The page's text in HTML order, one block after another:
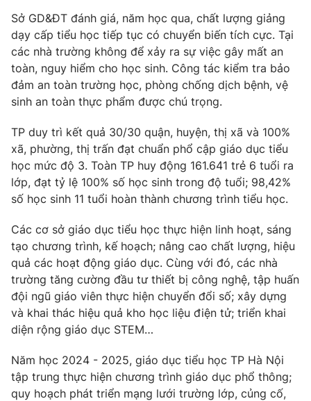
Thị trường
Tư vấn
Lịch phát sóng
Chuyên mục khác
Emagazine Podcast
Photo Infographic
Video Shorts video
VTV Money VTV Thể thao
VTV Sức khoẻ Bất động sản
Thị trường 24h Tấm lòng Việt
Vươn mình bằng AI
VTV9 VTV8
Sở GD&ĐT đánh giá, năm học qua, chất lượng giảng
dạy cấp tiểu học tiếp tục có chuyển biến tích cực. Tại
các nhà trường không để xảy ra sự việc gây mất an
toàn, nguy hiểm cho học sinh. Công tác kiểm tra bảo
đảm an toàn trường học, phòng chống dịch bệnh, vệ
sinh an toàn thực phẩm được chú trọng.
TP duy trì kết quả 30/30 quận, huyện, thị xã và 100%
xã, phường, thị trấn đạt chuẩn phổ cập giáo dục tiểu
học mức độ 3. Toàn TP huy động 161.641 trẻ 6 tuổi ra
lớp, đạt tỷ lệ 100% số học sinh trong độ tuổi; 98,42%
số học sinh 11 tuổi hoàn thành chương trình tiểu học.
Các cơ sở giáo dục tiểu học thực hiện linh hoạt, sáng
tạo chương trình, kế hoạch; nâng cao chất lượng, hiệu
quả các hoạt động giáo dục. Cùng với đó, các nhà
trường tăng cường đầu tư thiết bị công nghệ, tập huấn
đội ngũ giáo viên thực hiện chuyển đổi số; xây dựng
và khai thác hiệu quả kho học liệu điện tử; triển khai
diện rộng giáo dục STEM…
Năm học 2024 - 2025, giáo dục tiểu học TP Hà Nội
tập trung thực hiện chương trình giáo dục phổ thông;
quy hoạch phát triển mạng lưới trường lớp, củng cố,